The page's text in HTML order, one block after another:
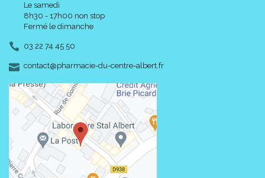
Le samedi
8h30 - 17h00 non stop
Fermé le dimanche
03 22 74 45 50
contact-
@-
pharmacie-du-centre-albert.fr